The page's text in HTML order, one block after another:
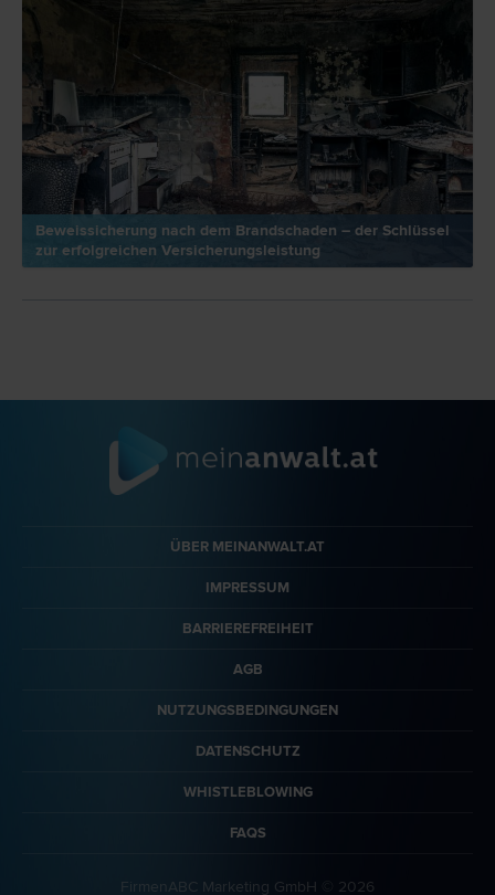
Beweissicherung nach dem Brandschaden – der Schlüssel
zur erfolgreichen Versicherungsleistung
ÜBER MEINANWALT.AT
IMPRESSUM
BARRIEREFREIHEIT
AGB
NUTZUNGSBEDINGUNGEN
DATENSCHUTZ
WHISTLEBLOWING
FAQS
FirmenABC Marketing GmbH © 2026